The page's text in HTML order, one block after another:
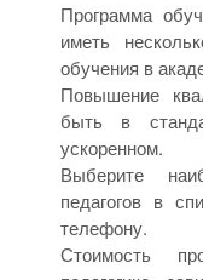
Программа
иметь
обучения в
Повышение
быть в
ускоренном.
Выберите
педагогов в
телефону.
Стоимость